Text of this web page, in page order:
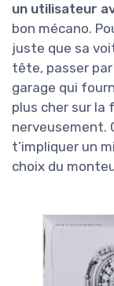
un utilisateur
bon mécano.
juste que sa
tête, passer
garage qui
plus cher sur la
nerveusement.
t’impliquer un
choix du